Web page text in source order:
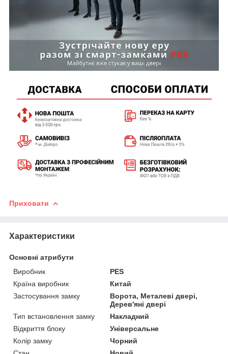
Приховати
Характеристики
Основні атрибути
Виробник
PES
Країна виробник
Китай
Застосування замку
Ворота, Металеві двері,
Дерев'яні двері
Тип встановлення замку
Накладний
Відкриття блоку
Універсальне
Колір замку
Чорний